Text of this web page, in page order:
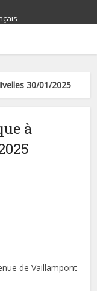
30/01/2025
à
de Vaillampont